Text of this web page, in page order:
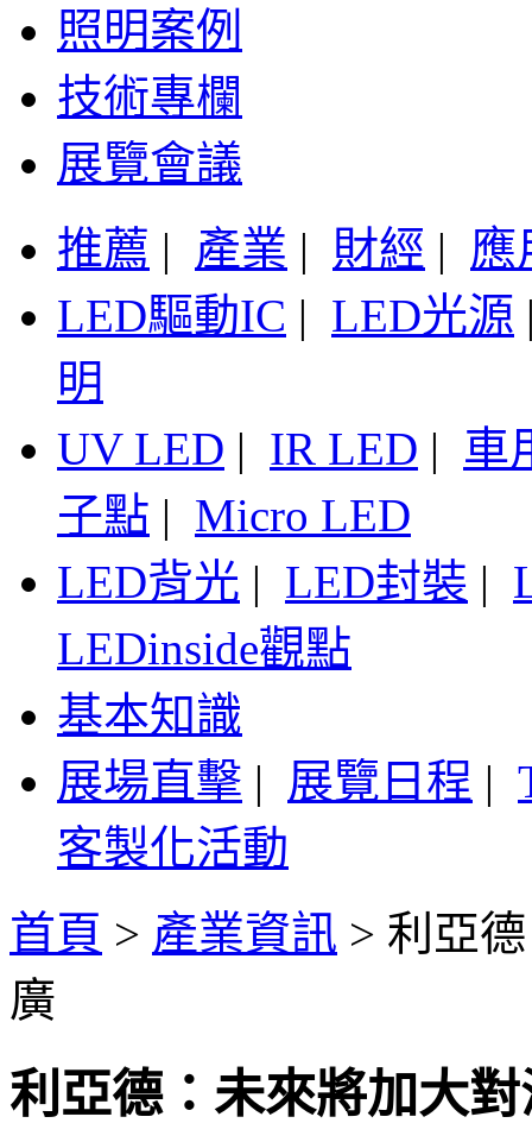
照明案例
技術專欄
展覽會議
推薦 | 產業 | 財經 | 應
LED驅動IC | LED光源
明
UV LED | IR LED | 車
子點 | Micro LED
LED背光 | LED封裝 |
LEDinside觀點
基本知識
展場直擊 | 展覽日程 |
客製化活動
首頁 > 產業資訊 > 利亞
廣
利亞德：未來將加大